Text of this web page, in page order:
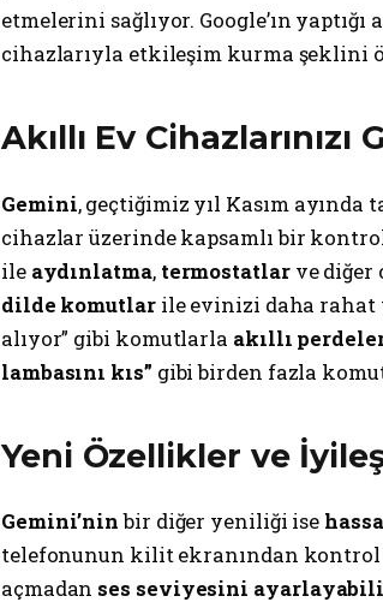
etmelerini sağlıyor. Google’ın yaptığı
cihazlarıyla etkileşim kurma şeklini
Akıllı Ev
Gemini, geçtiğimiz yıl Kasım ayında
cihazlar üzerinde kapsamlı bir
ile aydınlatma, termostatlarve diğer
dilde komutlarile evinizi daha rahat
alıyor” gibi komutlarla akıllı
lambasını kıs” gibi birden fazla
Yeni Özellikler ve
Gemini’ninbir diğer yeniliği ise
telefonunun kilit ekranından kontrol
açmadan ses seviyesini